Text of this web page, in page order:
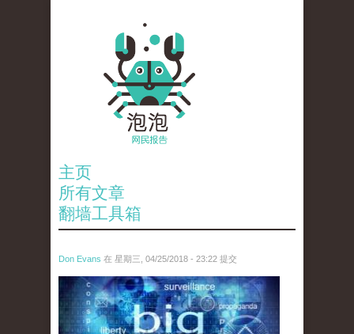
主页
所有文章
翻墙工具箱
Don Evans 在 星期三, 04/25/2018 - 23:22 提交
tou_.jpeg